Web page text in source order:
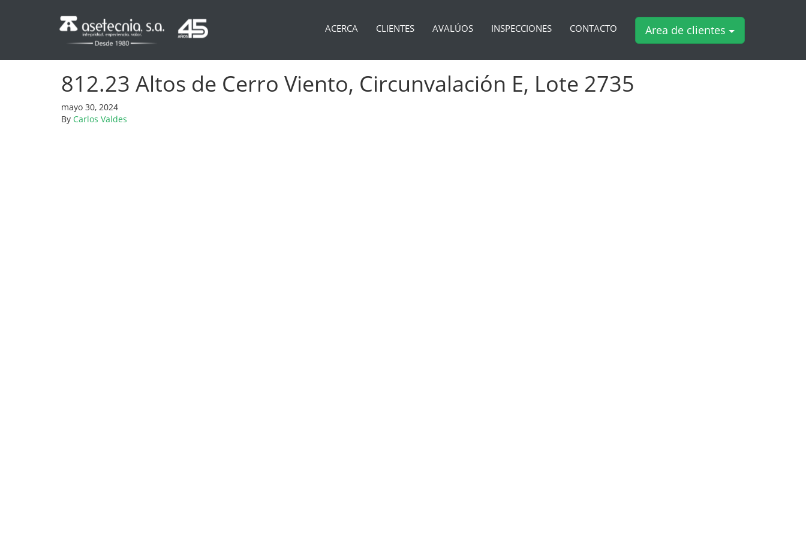
ACERCA CLIENTES AVALÚOS INSPECCIONES CONTACTO Area de clientes
812.23 Altos de Cerro Viento, Circunvalación E, Lote 2735
mayo 30, 2024
By Carlos Valdes